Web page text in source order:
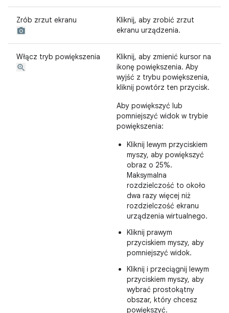
Zrób zrzut ekranu
Kliknij, aby zrobić zrzut
ekranu urządzenia.
Włącz tryb powiększenia
Kliknij, aby zmienić kursor na
ikonę powiększenia. Aby
wyjść z trybu powiększenia,
kliknij powtórz ten przycisk.
Aby powiększyć lub
pomniejszyć widok w trybie
powiększenia:
Kliknij lewym przyciskiem
myszy, aby powiększyć
obraz o 25%.
Maksymalna
rozdzielczość to około
dwa razy więcej niż
rozdzielczość ekranu
urządzenia wirtualnego.
Kliknij prawym
przyciskiem myszy, aby
pomniejszyć widok.
Kliknij i przeciągnij lewym
przyciskiem myszy, aby
wybrać prostokątny
obszar, który chcesz
powiększyć.